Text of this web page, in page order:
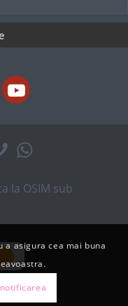
la OSIM sub
a asigura cea mai buna